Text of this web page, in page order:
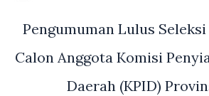
Pengumuman Lulus
Calon Anggota Komisi
Daerah (KPID)